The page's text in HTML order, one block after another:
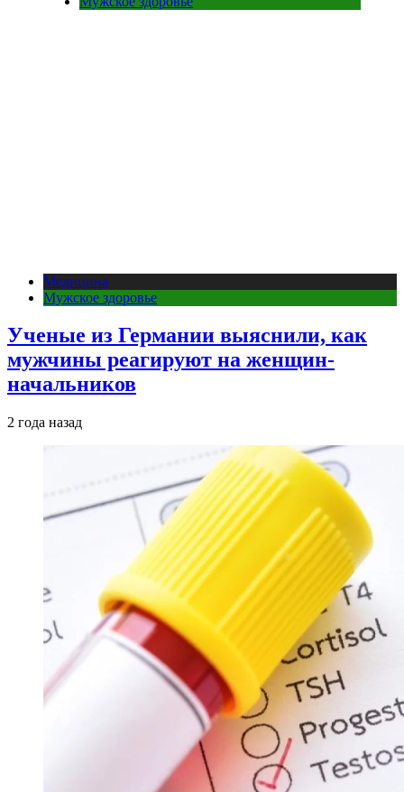
Медицина
Мужское здоровье
Ученые из Германии выяснили, как
мужчины реагируют на женщин-
начальников
2 года назад